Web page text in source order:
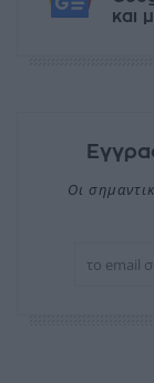
και
Οι